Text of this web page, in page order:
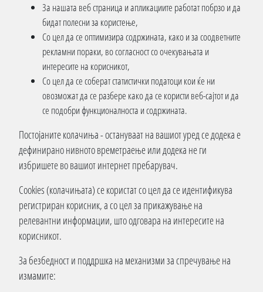
За нашата веб страница и апликациите работат побрзо и да
бидат полесни за користење,
Со цел да се оптимизира содржината, како и за соодветните
рекламни пораки, во согласност со очекувањата и
интересите на корисникот,
Со цел да се соберат статистички податоци кои ќе ни
овозможат да се разбере како да се користи веб-сајтот и да
се подобри функционалноста и содржината.
Постојаните колачиња - остануваат на вашиот уред се додека е
дефинирано нивното времетраење или додека не ги
избришете во вашиот интернет пребарувач.
Cookies (колачињата) се користат со цел да се идентификува
регистриран корисник, а со цел за прикажување на
релевантни информации, што одговара на интересите на
корисникот.
За безбедност и поддршка на механизми за спречување на
измамите: